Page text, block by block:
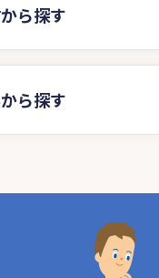
ら探す
ら探す